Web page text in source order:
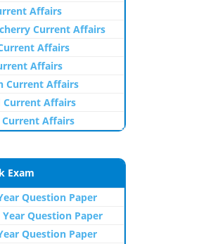
Affairs
Current Affairs
Affairs
Affairs
Current Affairs
Affairs
Current Affairs
Exam
Question Paper
Question Paper
Question Paper